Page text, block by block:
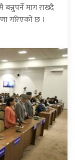
बन्नुपर्ने माग राख्दै
गरिएको छ ।